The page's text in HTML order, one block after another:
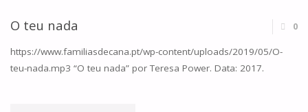
O teu nada 0
https://www.familiasdecana.pt/wp-content/uploads/2019/05/O-
teu-nada.mp3 “O teu nada” por Teresa Power. Data: 2017.